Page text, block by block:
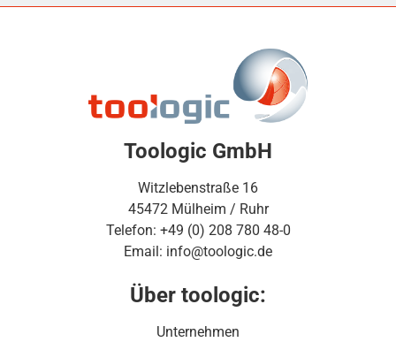
Toologic GmbH
Witzlebenstraße 16
45472 Mülheim / Ruhr
Telefon: +49 (0) 208 780 48-0
Email: info@toologic.de
Über toologic:
Unternehmen